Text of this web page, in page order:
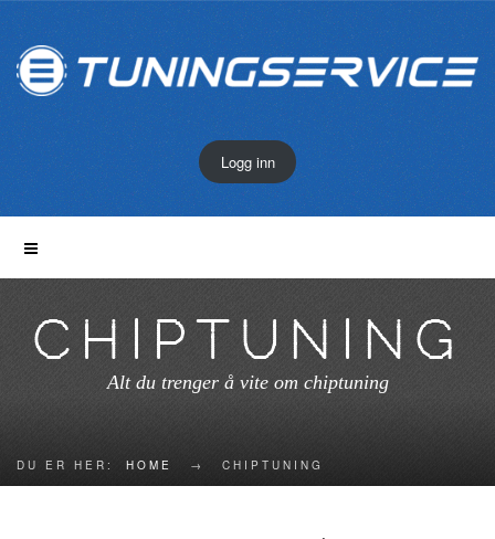
Logg inn
CHIPTUNING
Alt du trenger å vite om chiptuning
DU ER HER: HOME → CHIPTUNING